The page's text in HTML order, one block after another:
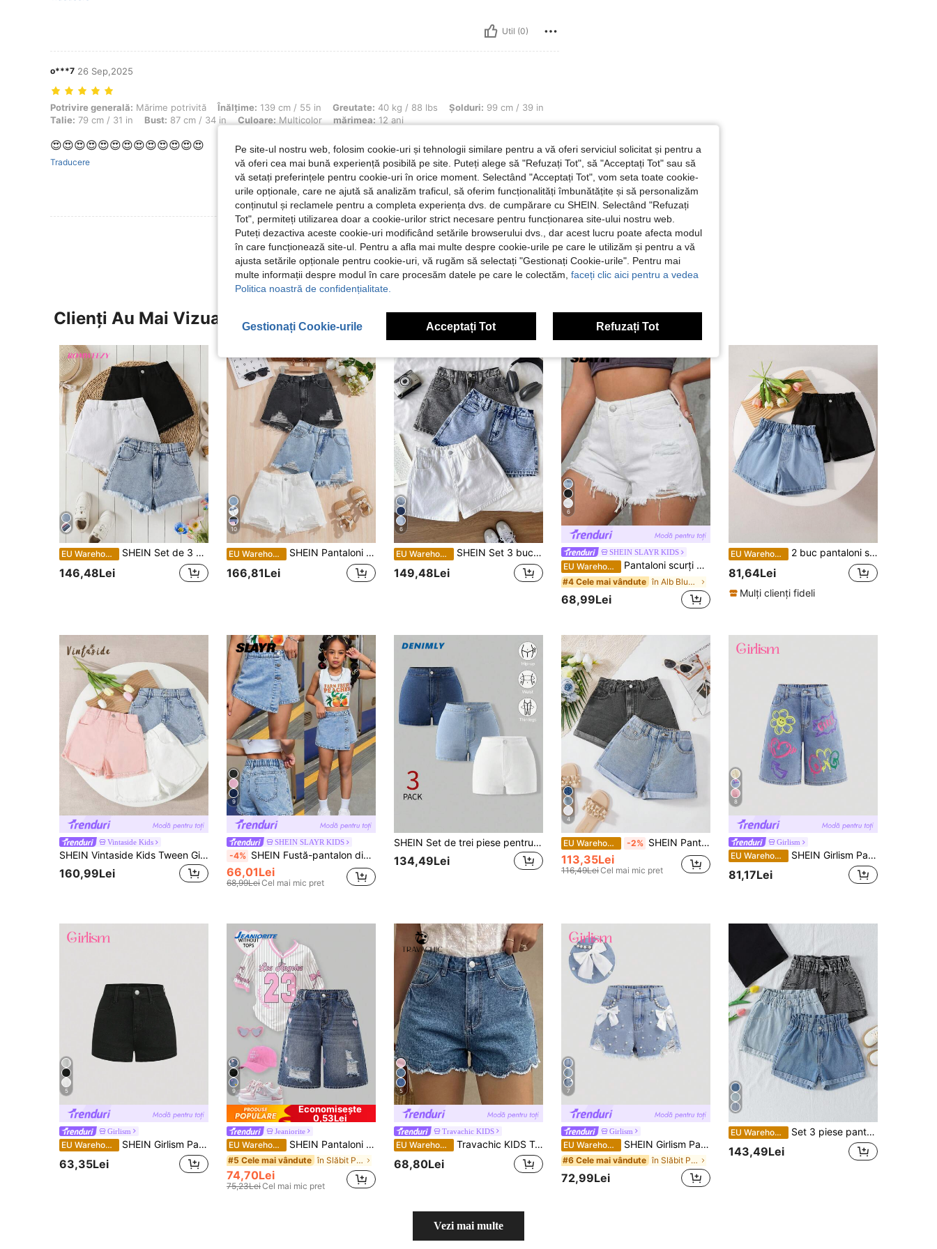
Util (0)
o***7 26 Sep,2025
Potrivire generală: Mărime potrivită, Înălţime: 139 cm / 55 in, Greutate: 40 kg / 88 lbs, Șolduri: 99 cm / 39 in, Talie: 79 cm / 31 in, Bust: 87 cm / 34 in, Culoare: Multicolor, mărimea: 12 ani
Potrivire generală: Mărime potrivită Înălţime: 139 cm / 55 in Greutate: 40 kg / 88 lbs Șolduri: 99 cm / 39 in
Talie: 79 cm / 31 in Bust: 87 cm / 34 in Culoare: Multicolor mărimea: 12 ani
😍😍😍😍😍😍😍😍😍😍😍😍😍
Traducere
Util (0)
Vezi Mai Multe Recenzii
Clienți Au Mai Vizualizat
EU Warehouse SHEIN Set de 3 blugi în stil Y2K pentru fete preadolescente, inclusiv denim vintage albastru deschis spălat, pantaloni scurți simpli în alb și negru, croială lejeră, material moale și confortabil, stil versatil la modă stradală, denim pentru fete
146,48Lei
10
EU Warehouse SHEIN Pantaloni scurți rupți din denim largi, negri, albaștri și albi, pentru fete preadolescente, stil boho, casual, pentru plajă, vară, pentru concerte, rave, festivaluri, școală, campus, facultate
166,81Lei
6
EU Warehouse SHEIN Set 3 bucăți pantaloni scurți din denim pentru fete, alb, albastru, gri
149,48Lei
6
SHEIN SLAYR KIDS
EU Warehouse Pantaloni scurți din denim uzați, albastru deschis, pentru fete Tween
#4 Cele mai vândute în Alb Blugi pentru fete preadolescente
68,99Lei
EU Warehouse 2 buc pantaloni scurți din denim clasici, casual, la modă, pentru fete
81,64Lei
Mulți clienți fideli
Vintaside Kids
SHEIN Vintaside Kids Tween Girl Pantaloni scurți din denim simpli, confortabili, casual
160,99Lei
9
SHEIN SLAYR KIDS
-4% SHEIN Fustă-pantalon din denim asimetrică cu nasturi, stil casual boho Y2K, pentru fete tween, pentru vacanța de vară și streetwear zilnic
66,01Lei
68,99LeiCel mai mic pret
SHEIN Set de trei piese pentru fete preadolescente, 2026, primăvară-vară, pantaloni scurți din denim elastic, cu talie înaltă, albastru deschis, alb, albastru închis, culoare clasică, fete, slim fit, pantaloni scurți din denim pentru fete preadolescente, casual, confortabil, versatil și elegant, de vară, subțiri, cu talie înaltă, cu elastic, set de pantaloni scurți din denim
134,49Lei
4
EU Warehouse -2% SHEIN Pantaloni scurți din denim largi, cu tiv rulat, pentru fete preadolescente, pentru vacanța de primăvară-vară, din 2 piese, casual, stil boho, pentru plajă, concert, rave, festival, școală, campus, facultate
113,35Lei
116,49LeiCel mai mic pret
8
Girlism
EU Warehouse SHEIN Girlism Pantaloni scurți lungi din denim albastru, largi, cu talie înaltă, decolorați, casual, cu modele florale și litere, pentru fete preadolescente, stil boho de vară, vacanță, rave, concert, versatili și eleganți, perfecți pentru sezonul de întoarcere la școală și ținutele streetwear în aer liber.
81,17Lei
5
Girlism
EU Warehouse SHEIN Girlism Pantaloni scurți din denim casual, cu elasticitate ridicată, pentru fete preadolescente, stil boho de vară pentru fete preadolescente
63,35Lei
9
Economisește
0,53Lei
Jeaniorite
EU Warehouse SHEIN Pantaloni scurți din denim lejeri, cu talie elastică, brodați cu steluțe albastre decolorate și aspect uzat, pentru fete Y2K, stil streetwear, pentru fete
#5 Cele mai vândute în Slăbit Pantaloni scurți din denim pentru fete p
74,70Lei
75,23LeiCel mai mic pret
5
Travachic KIDS
EU Warehouse Travachic KIDS Travachic KIDS Șort din denim pentru fete tween, modă homecoming streetwear, mix and match, design versatil Y2K vintage cool, albastru, cu broderie cu margini ondulate, pentru primăvară și vară, ținută zilnică, rave, festival și streetwear
68,80Lei
7
Girlism
EU Warehouse SHEIN Girlism Pantaloni scurți eleganți din denim, spălați deschis la culoare, cu fundă, distressed, cu inserție de buzunar, perlă artificială și tiv zdrențuit, pentru festivaluri de primăvară și vară
#6 Cele mai vândute în Slăbit Pantaloni scurți din denim pentru fete p
72,99Lei
EU Warehouse Set 3 piese pantaloni scurți din denim pentru fete adolescente: 3 pantaloni scurți din denim cu talie lejeră în diferite culori, pantaloni scurți din denim spălați, la modă și versatili, pentru vară
143,49Lei
Vezi mai multe
Pe site-ul nostru web, folosim cookie-uri și tehnologii similare pentru a vă oferi serviciul solicitat și pentru a
vă oferi cea mai bună experiență posibilă pe site. Puteți alege să "Refuzați Tot", să "Acceptați Tot" sau să
vă setați preferințele pentru cookie-uri în orice moment. Selectând "Acceptați Tot", vom seta toate cookie-
urile opționale, care ne ajută să analizăm traficul, să oferim funcționalități îmbunătățite și să personalizăm
conținutul și reclamele pentru a completa experiența dvs. de cumpărare cu SHEIN. Selectând "Refuzați
Tot", permiteți utilizarea doar a cookie-urilor strict necesare pentru funcționarea site-ului nostru web.
Puteți dezactiva aceste cookie-uri modificând setările browserului dvs., dar acest lucru poate afecta modul
în care funcționează site-ul. Pentru a afla mai multe despre cookie-urile pe care le utilizăm și pentru a vă
ajusta setările opționale pentru cookie-uri, vă rugăm să selectați "Gestionați Cookie-urile". Pentru mai
multe informații despre modul în care procesăm datele pe care le colectăm, faceți clic aici pentru a vedea
Politica noastră de confidențialitate.
Gestionați Cookie-urile Acceptați Tot Refuzați Tot